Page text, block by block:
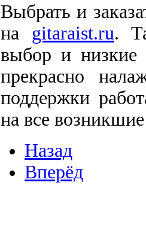
Выбрать и
на gitaraist.ru.
выбор и
прекрасно
поддержки
на все
Назад
Вперёд